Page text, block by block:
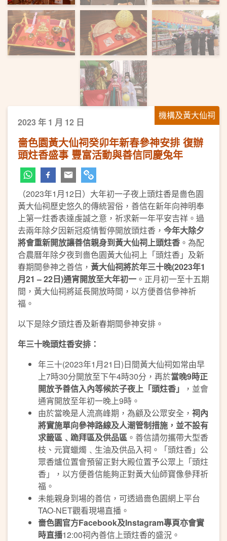
機構及黃大仙祠
2023 年 1 月 12 日
嗇色園黃大仙祠癸卯年新春參神安排 復辦
頭炷香盛事 豐富活動與善信同慶兔年
（2023年1月12日）大年初一子夜上頭炷香是嗇色園
黃大仙祠歷史悠久的傳統習俗，善信在新年向神明奉
上第一炷香表達虔誠之意，祈求新一年平安吉祥。過
去兩年除夕因新冠疫情暫停開放頭炷香， 今年大除夕
將會重新開放讓善信親身到黃大仙祠上頭炷香 。為配
合農曆年除夕夜到嗇色園黃大仙祠上「頭炷香」及新
春期間參神之善信， 黃大仙祠將於年三十晚(2023年1
月21 – 22日)通宵開放至大年初一 。正月初一至十五期
間，黃大仙祠將延長開放時間，以方便善信參神祈
福。
以下是除夕頭炷香及新春期間參神安排。
年三十晚頭炷香安排：
年三十(2023年1月21日)日間黃大仙祠如常由早
上7時30分開放至下午4時30分，再於當晚9時正
開放予善信入內等候於子夜上「頭炷香」
，並會
通宵開放至年初一晚上9時。
由於當晚是人流高峰期，為顧及公眾安全， 祠內
將實施單向參神路線及人潮管制措施，並不設有
求籤區﹑跪拜區及供品區 。善信請勿攜帶大型香
枝、元寶蠟燭﹑生油及供品入祠。「頭炷香」公
眾香爐位置會預留正對大殿位置予公眾上「頭炷
香」，以方便善信能夠正對黃大仙師寶像參拜祈
福。
未能親身到場的善信，可透過嗇色園網上平台
TAO-NET觀看現場直播。
嗇色園官方Facebook及Instagram專頁亦會實
時直播12:00祠內善信上頭炷香的盛況。